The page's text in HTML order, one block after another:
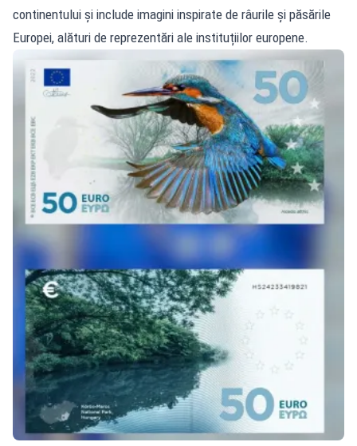
continentului și include imagini inspirate de râurile și păsările
Europei, alături de reprezentări ale instituțiilor europene.